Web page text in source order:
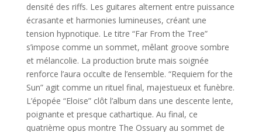
densité des riffs. Les guitares alternent entre puissance
écrasante et harmonies lumineuses, créant une
tension hypnotique. Le titre “Far From the Tree”
s’impose comme un sommet, mêlant groove sombre
et mélancolie. La production brute mais soignée
renforce l’aura occulte de l’ensemble. “Requiem for the
Sun” agit comme un rituel final, majestueux et funèbre.
L’épopée “Eloise” clôt l’album dans une descente lente,
poignante et presque cathartique. Au final, ce
quatrième opus montre The Ossuary au sommet de